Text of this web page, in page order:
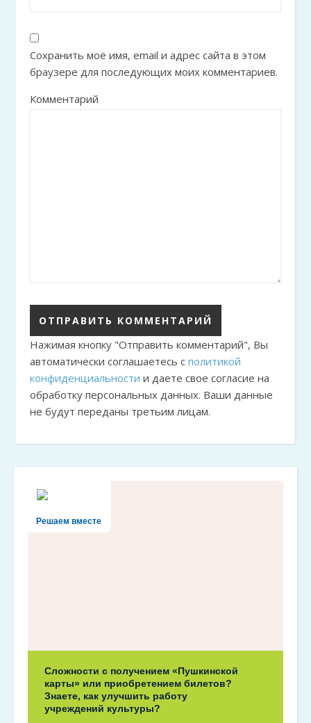
Сохранить моё имя, email и адрес сайта в этом
браузере для последующих моих комментариев.
Комментарий
Нажимая кнопку "Отправить комментарий", Вы
автоматически соглашаетесь с политикой
конфиденциальности и даете свое согласие на
обработку персональных данных. Ваши данные
не будут переданы третьим лицам.
Решаем вместе
Сложности с получением «Пушкинской
карты» или приобретением билетов?
Знаете, как улучшить работу
учреждений культуры?